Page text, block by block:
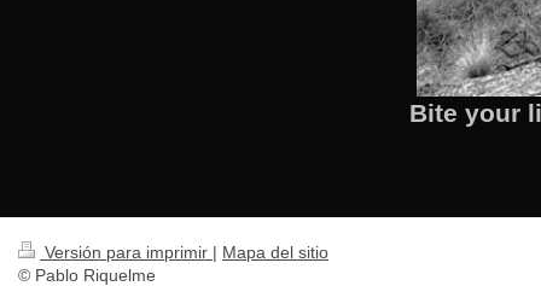
Bite your
Versión para imprimir | Mapa del sitio
© Pablo Riquelme